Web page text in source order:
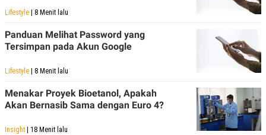
Lifestyle | 8 Menit lalu
Panduan Melihat Password yang
Tersimpan pada Akun Google
Lifestyle | 8 Menit lalu
Menakar Proyek Bioetanol, Apakah
Akan Bernasib Sama dengan Euro 4?
Insight | 18 Menit lalu